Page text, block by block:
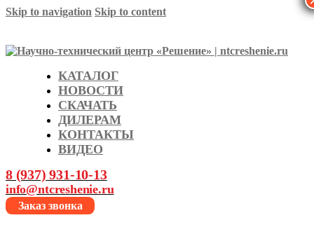
Skip to navigation Skip to content
КАТАЛОГ
НОВОСТИ
СКАЧАТЬ
ДИЛЕРАМ
КОНТАКТЫ
ВИДЕО
8 (937) 931-10-13
info@ntcreshenie.ru
Заказ звонка